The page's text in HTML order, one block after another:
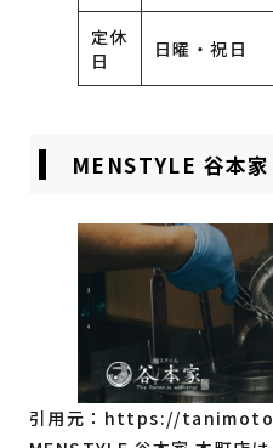
定休
日
日曜・祝日
MENSTYLE 谷本
引用元： https://